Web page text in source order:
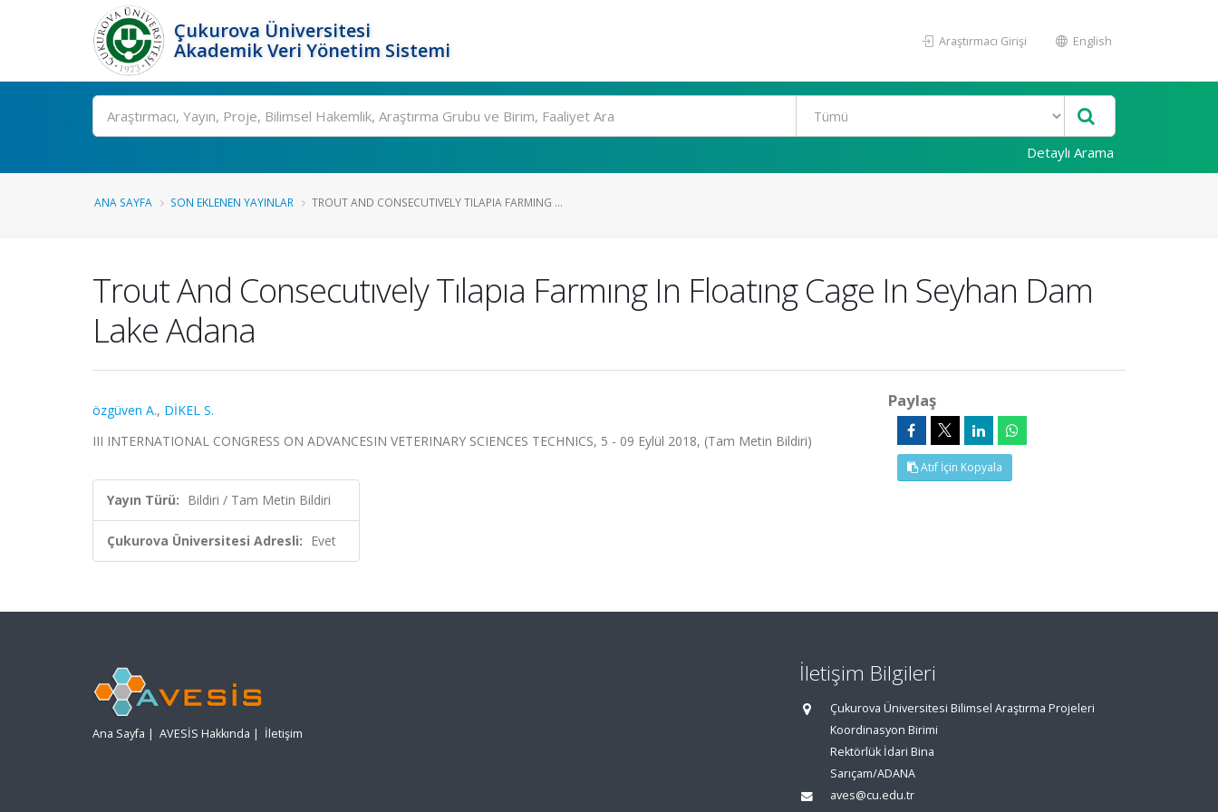
Çukurova Üniversitesi
Akademik Veri Yönetim Sistemi
Araştırmacı Girişi English
Ara
Detaylı Arama
ANA SAYFA SON EKLENEN YAYINLAR TROUT AND CONSECUTIVELY TILAPIA FARMING ...
Trout And Consecutıvely Tılapıa Farmıng In Floatıng Cage In Seyhan Dam
Lake Adana
özgüven A., DİKEL S.
III INTERNATIONAL CONGRESS ON ADVANCESIN VETERINARY SCIENCES TECHNICS, 5 - 09 Eylül 2018, (Tam Metin Bildiri)
Yayın Türü: Bildiri / Tam Metin Bildiri
Çukurova Üniversitesi Adresli: Evet
Paylaş
Atıf İçin Kopyala
Ana Sayfa | AVESİS Hakkında | İletişim
İletişim Bilgileri
Çukurova Üniversitesi Bilimsel Araştırma Projeleri
Koordinasyon Birimi
Rektörlük İdari Bina
Sarıçam/ADANA
aves@cu.edu.tr